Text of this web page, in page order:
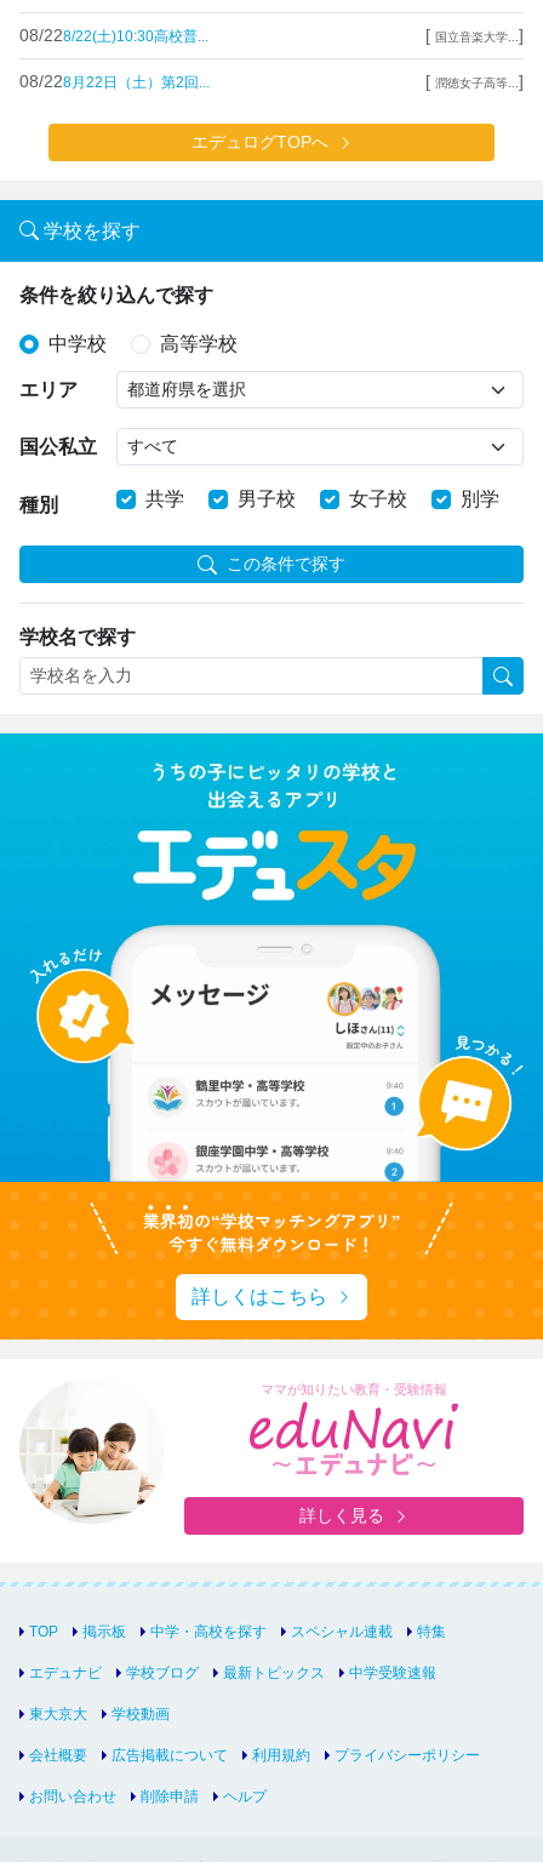
08/228/22(土)10:30高校普... [ 国立音楽大学... ]
08/228月22日（土）第2回... [ 潤徳女子高等... ]
エデュログTOPへ
学校を探す
条件を絞り込んで探す
中学校 高等学校
エリア
国公私立
種別 共学 男子校 女子校 別学
この条件で探す
学校名で探す
詳しくはこちら
ママが知りたい教育・受験情報
詳しく見る
TOP 掲示板 中学・高校を探す スペシャル連載 特集
エデュナビ 学校ブログ 最新トピックス 中学受験速報
東大京大 学校動画
会社概要 広告掲載について 利用規約 プライバシーポリシー
お問い合わせ 削除申請 ヘルプ